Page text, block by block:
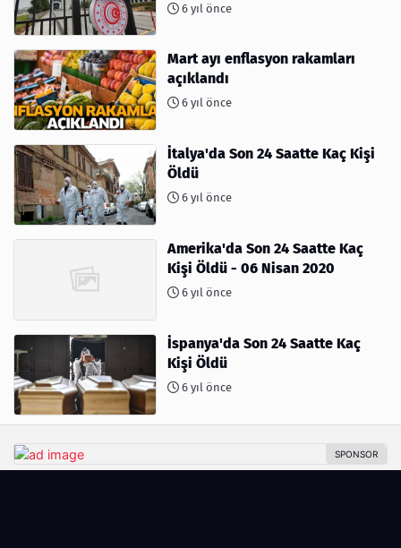
6 yıl önce
Mart ayı enflasyon rakamları
açıklandı
6 yıl önce
İtalya'da Son 24 Saatte Kaç Kişi
Öldü
6 yıl önce
Amerika'da Son 24 Saatte Kaç
Kişi Öldü - 06 Nisan 2020
6 yıl önce
İspanya'da Son 24 Saatte Kaç
Kişi Öldü
6 yıl önce